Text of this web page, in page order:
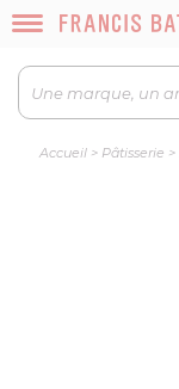
Accueil > Pâtisserie >